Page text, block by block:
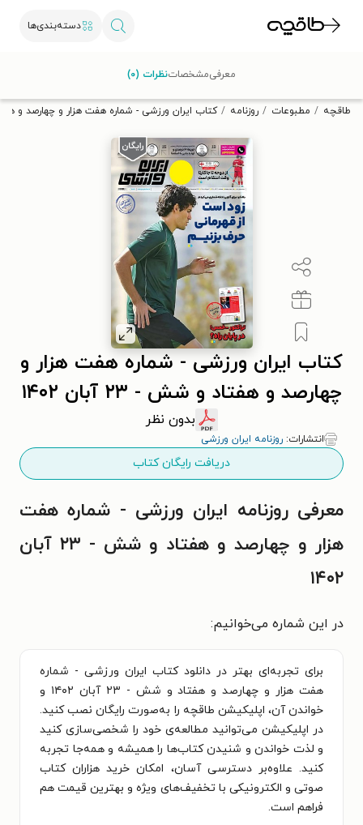
دسته‌بندی‌ها
تخفیف از طاقچه دریافت کن.
طاقچه مطبوعات روزنامه کتاب ایران ورزشی - شماره هفت هزار و چهارصد و هفتاد و شش
کتاب ایران ورزشی - شماره هفت هزار و
چهارصد و هفتاد و شش - ۲۳ آبان ۱۴۰۲
بدون نظر
انتشارات: روزنامه ایران ورزشی
دریافت رایگان کتاب
معرفیمشخصاتنظرات (۰)
معرفی روزنامه ایران ورزشی - شماره هفت
هزار و چهارصد و هفتاد و شش - ۲۳ آبان
۱۴۰۲
در این شماره می‌خوانیم:
برای تجربه‌ای بهتر در دانلود کتاب ایران ورزشی - شماره
هفت هزار و چهارصد و هفتاد و شش - ۲۳ آبان ۱۴۰۲ و
خواندن آن، اپلیکیشن طاقچه را به‌صورت رایگان نصب کنید.
در اپلیکیشن می‌توانید مطالعه‌ی خود را شخصی‌سازی کنید
و لذت خواندن و شنیدن کتاب‌ها را همیشه و همه‌جا تجربه
کنید. علاوه‌بر دسترسی آسان، امکان خرید هزاران کتاب
صوتی و الکترونیکی با تخفیف‌های ویژه و بهترین قیمت هم
فراهم است.